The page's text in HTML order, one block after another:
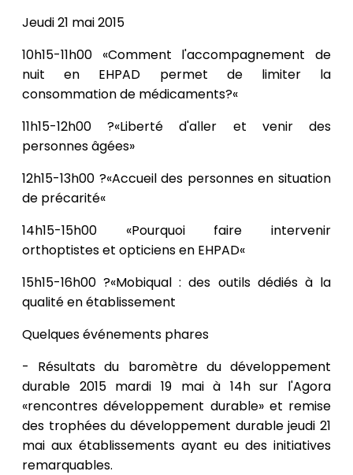
Jeudi 21 mai 2015
10h15-11h00 «Comment l'accompagnement de
nuit en EHPAD permet de limiter la
consommation de médicaments?«
11h15-12h00 ?«Liberté d'aller et venir des
personnes âgées»
12h15-13h00 ?«Accueil des personnes en situation
de précarité«
14h15-15h00 «Pourquoi faire intervenir
orthoptistes et opticiens en EHPAD«
15h15-16h00 ?«Mobiqual : des outils dédiés à la
qualité en établissement
Quelques événements phares
- Résultats du baromètre du développement
durable 2015 mardi 19 mai à 14h sur l'Agora
«rencontres développement durable» et remise
des trophées du développement durable jeudi 21
mai aux établissements ayant eu des initiatives
remarquables.